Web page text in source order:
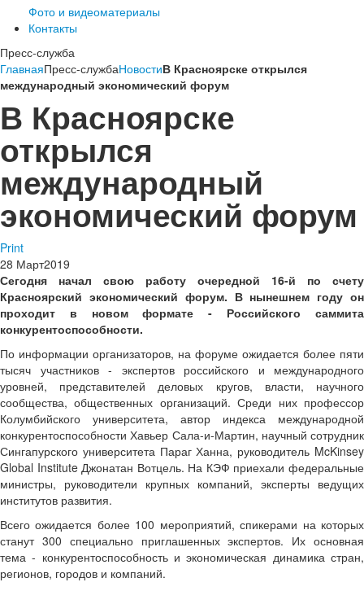
Фото и видеоматериалы
Контакты
Пресс-служба
ГлавнаяПресс-службаНовостиВ Красноярске открылся
международный экономический форум
В Красноярске
открылся
международный
экономический форум
Print
28 Март2019
Сегодня начал свою работу очередной 16-й по счету
Красноярский экономический форум. В нынешнем году он
проходит в новом формате - Российского саммита
конкурентоспособности.
По информации организаторов, на форуме ожидается более пяти
тысяч участников - экспертов российского и международного
уровней, представителей деловых кругов, власти, научного
сообщества, общественных организаций. Среди них профессор
Колумбийского университета, автор индекса международной
конкурентоспособности Хавьер Сала-и-Мартин, научный сотрудник
Сингапурского университета Параг Ханна, руководитель McKinsey
Global Institute Джонатан Вотцель. На КЭФ приехали федеральные
министры, руководители крупных компаний, эксперты ведущих
институтов развития.
Всего ожидается более 100 мероприятий, спикерами на которых
станут 300 специально приглашенных экспертов. Их основная
тема - конкурентоспособность и экономическая динамика стран,
регионов, городов и компаний.